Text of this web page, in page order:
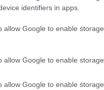
identifiers in apps.
allow Google to enable
allow Google to enable
allow Google to enable
i tuoi video e
+39 345 356 7512